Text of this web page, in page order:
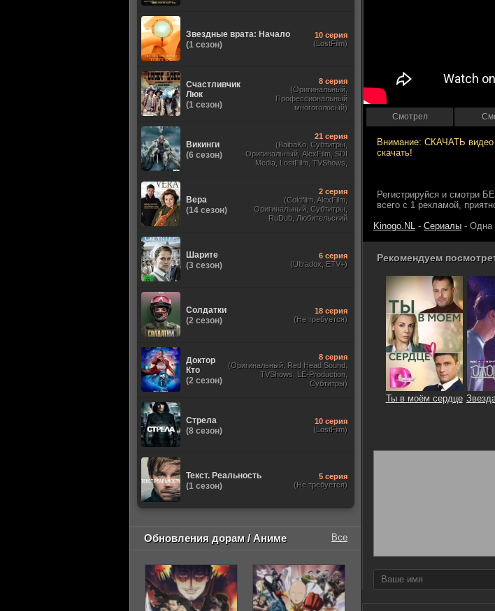
Смотрел
Kinogo.NL - Сериалы - Одна
Рекомендуем
Ты в моём сердце
Звездные врата: Начало
(1 сезон)
10 серия
(LostFilm)
Счастливчик
Люк
(1 сезон)
8 серия
(Оригинальный,
Профессиональный
многоголосый)
Викинги
(6 сезон)
21 серия
(BaibaKo, Субтитры,
Оригинальный, AlexFilm, SDI
Media, LostFilm, TVShows,
Вера
(14 сезон)
2 серия
(Coldfilm, AlexFilm,
Оригинальный, Субтитры,
RuDub, Любительский
Шарите
(3 сезон)
6 серия
(Ultradox, ETV+)
Солдатки
(2 сезон)
18 серия
(Не требуется)
Доктор
Кто
(2 сезон)
8 серия
(Оригинальный, Red Head Sound,
TVShows, LE-Production,
Субтитры)
Стрела
(8 сезон)
10 серия
(LostFilm)
Текст. Реальность
(1 сезон)
5 серия
(Не требуется)
Обновления дорам / Аниме Все